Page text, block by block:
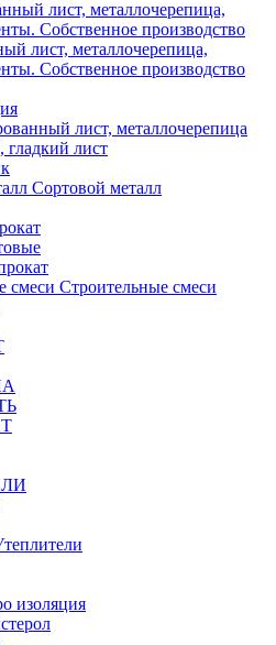
лист, металлочерепица,
Собственное производство
лист, металлочерепица
гладкий лист
Сортовой металл
Строительные смеси
изоляция